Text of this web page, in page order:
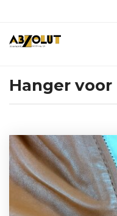
Hanger